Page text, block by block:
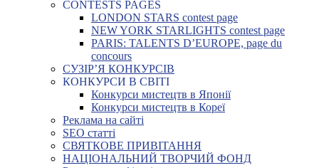
CONTESTS PAGES
LONDON STARS contest page
NEW YORK STARLIGHTS contest page
PARIS: TALENTS D’EUROPE, page du
concours
СУЗІР’Я КОНКУРСІВ
КОНКУРСИ В СВІТІ
Конкурси мистецтв в Японії
Конкурси мистецтв в Кореї
Реклама на сайті
SEO статті
СВЯТКОВЕ ПРИВІТАННЯ
НАЦІОНАЛЬНИЙ ТВОРЧИЙ ФОНД